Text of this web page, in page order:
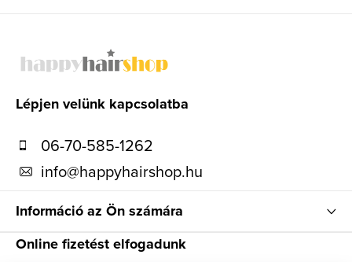
Lépjen velünk kapcsolatba
06-70-585-1262
info@happyhairshop.hu
Információ az Ön számára
Online fizetést elfogadunk